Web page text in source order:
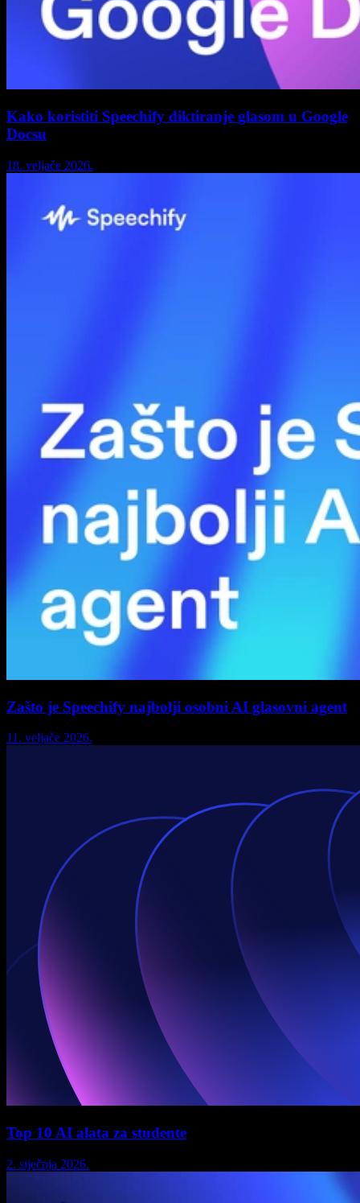
Kako koristiti Speechify diktiranje glasom u Google
Docsu
18. veljače 2026.
Zašto je Speechify najbolji osobni AI glasovni agent
11. veljače 2026.
Top 10 AI alata za studente
2. siječnja 2026.